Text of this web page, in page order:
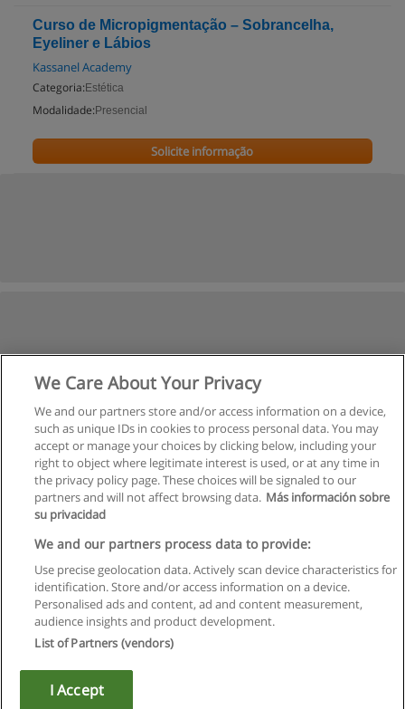
Curso de Micropigmentação – Sobrancelha,
Eyeliner e Lábios
Kassanel Academy
Categoria: Estética
Modalidade: Presencial
Solicite informação
Regras de uso
Privacidade de dados
Copyright © Educaedu Business S.L. - CIF : B-95610580: -
We Care About Your Privacy
We and our partners store and/or access information on a device,
such as unique IDs in cookies to process personal data. You may
accept or manage your choices by clicking below, including your
right to object where legitimate interest is used, or at any time in
the privacy policy page. These choices will be signaled to our
partners and will not affect browsing data. Más información sobre
su privacidad
We and our partners process data to provide:
Use precise geolocation data. Actively scan device characteristics for
identification. Store and/or access information on a device.
Personalised ads and content, ad and content measurement,
audience insights and product development.
List of Partners (vendors)
I Accept